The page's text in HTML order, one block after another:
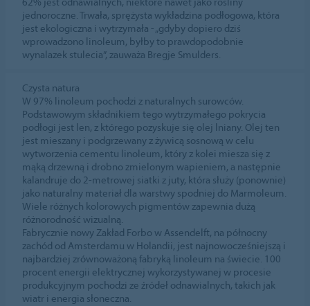
jednoroczne. Trwała, sprężysta wykładzina podłogowa, która
jest ekologiczna i wytrzymała - „gdyby dopiero dziś
wprowadzono linoleum, byłby to prawdopodobnie
wynalazek stulecia”, zauważa Bregje Smulders.
Czysta natura
W 97% linoleum pochodzi z naturalnych surowców.
Podstawowym składnikiem tego wytrzymałego pokrycia
podłogi jest len, z którego pozyskuje się olej lniany. Olej ten
jest mieszany i podgrzewany z żywicą sosnową w celu
wytworzenia cementu linoleum, który z kolei miesza się z
mąką drzewną i drobno zmielonym wapieniem, a następnie
kalandruje do 2-metrowej siatki z juty, która służy (ponownie)
jako naturalny materiał dla warstwy spodniej do Marmoleum.
Wiele różnych kolorowych pigmentów zapewnia dużą
różnorodność wizualną.
Fabrycznie nowy Zakład Forbo w Assendelft, na północny
zachód od Amsterdamu w Holandii, jest najnowocześniejszą i
najbardziej zrównoważoną fabryką linoleum na świecie. 100
procent energii elektrycznej wykorzystywanej w procesie
produkcyjnym pochodzi ze źródeł odnawialnych, takich jak
wiatr i energia słoneczna.